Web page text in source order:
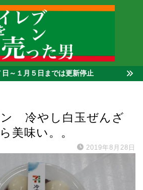
日～１月５日までは更新停止
冷やし白玉ぜんざ
美味い。。
2019年8月28日